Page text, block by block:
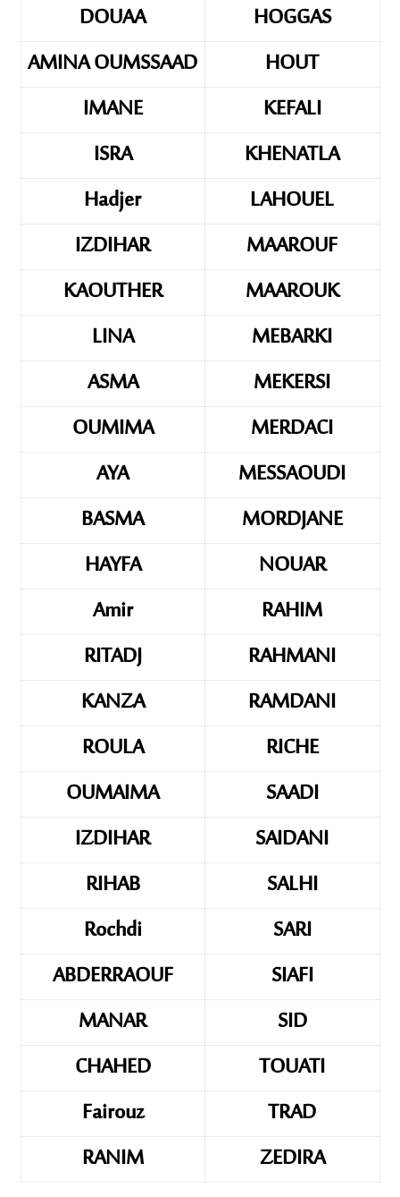
HOGGAS
DOUAA
HOUT
AMINA OUMSSAAD
KEFALI
IMANE
KHENATLA
ISRA
LAHOUEL
Hadjer
MAAROUF
IZDIHAR
MAAROUK
KAOUTHER
MEBARKI
LINA
MEKERSI
ASMA
MERDACI
OUMIMA
MESSAOUDI
AYA
MORDJANE
BASMA
NOUAR
HAYFA
RAHIM
Amir
RAHMANI
RITADJ
RAMDANI
KANZA
RICHE
ROULA
SAADI
OUMAIMA
SAIDANI
IZDIHAR
SALHI
RIHAB
SARI
Rochdi
SIAFI
ABDERRAOUF
SID
MANAR
TOUATI
CHAHED
TRAD
Fairouz
ZEDIRA
RANIM